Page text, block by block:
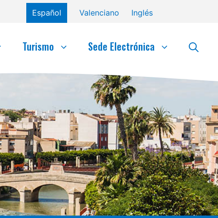
Español Valenciano Inglés
Turismo Sede Electrónica